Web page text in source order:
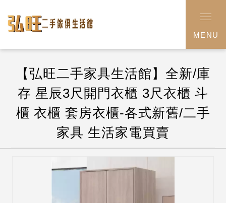
MENU
【弘旺二手家具生活館】全新/庫
存 星辰3尺開門衣櫃 3尺衣櫃 斗
櫃 衣櫃 套房衣櫃-各式新舊/二手
家具 生活家電買賣